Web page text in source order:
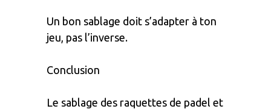
Un bon sablage doit s’adapter à ton
jeu, pas l’inverse.
Conclusion
Le sablage des raquettes de padel et